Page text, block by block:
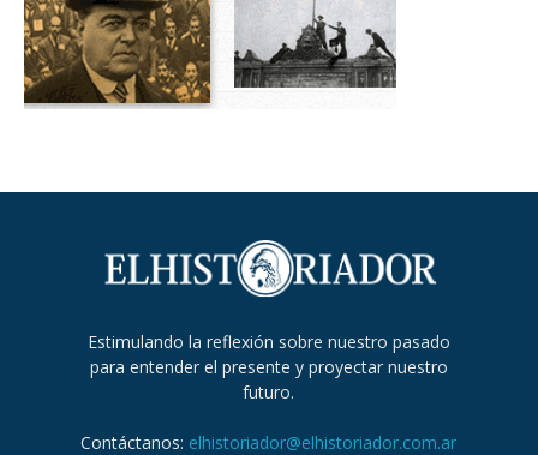
Estimulando la reflexión sobre nuestro pasado
para entender el presente y proyectar nuestro
futuro.
Contáctanos: elhistoriador@elhistoriador.com.ar